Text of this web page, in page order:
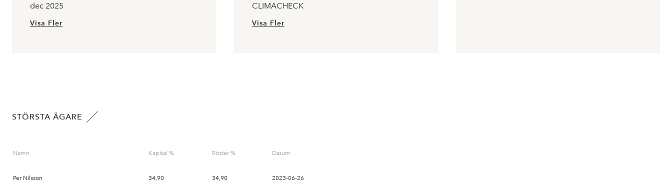
dec 2025
Visa Fler
CLIMACHECK
Visa Fler
STÖRSTA ÄGARE
Namn Kapital % Röster % Datum
Per Nilsson 34,90 34,90 2023-06-26